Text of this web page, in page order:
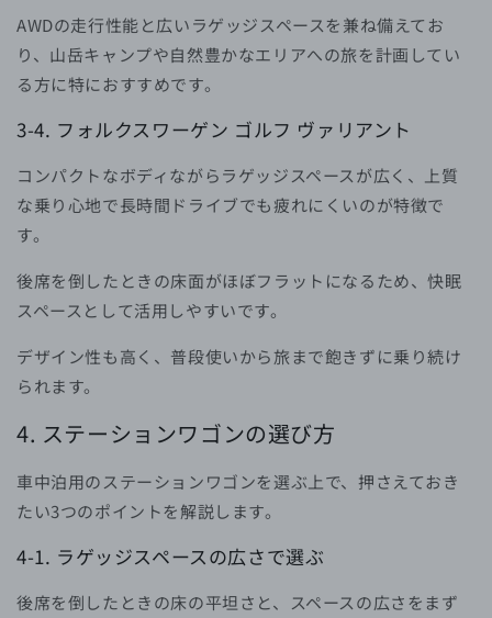
AWDの走行性能と広いラゲッジスペースを兼ね備えてお
り、山岳キャンプや自然豊かなエリアへの旅を計画してい
る方に特におすすめです。
3-4. フォルクスワーゲン ゴルフ ヴァリアント
コンパクトなボディながらラゲッジスペースが広く、上質
な乗り心地で長時間ドライブでも疲れにくいのが特徴で
す。
後席を倒したときの床面がほぼフラットになるため、快眠
スペースとして活用しやすいです。
デザイン性も高く、普段使いから旅まで飽きずに乗り続け
られます。
4. ステーションワゴンの選び方
車中泊用のステーションワゴンを選ぶ上で、押さえておき
たい3つのポイントを解説します。
4-1. ラゲッジスペースの広さで選ぶ
後席を倒したときの床の平坦さと、スペースの広さをまず